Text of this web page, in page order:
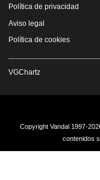
Política de privacidad
Aviso legal
Política de cookies
VGChartz
Copyright Vandal 1997-
contenidos